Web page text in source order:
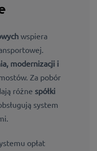
wspiera
modernizacji i
Za pobór
różne spółki
system
opłat